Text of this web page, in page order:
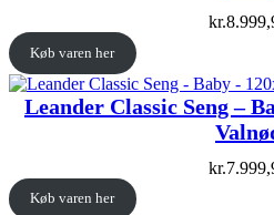
kr.
Køb varen her
Leander Classic Seng –
kr.
Køb varen her